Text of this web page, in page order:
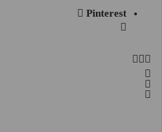
Pinterest